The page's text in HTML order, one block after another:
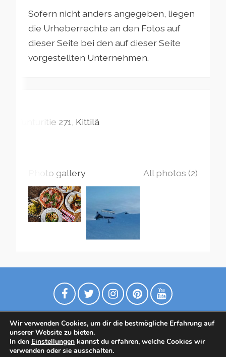
Sofern nicht anders angegeben, liegen
die Urheberrechte an den Fotos auf
dieser Seite bei den auf dieser Seite
vorgestellten Unternehmen.
Tunturitie 271 Kittilä
Photo gallery All photos (2)
Datenschutzrichtlinie
Wir verwenden Cookies, um dir die bestmögliche Erfahrung auf
unserer Website zu bieten.
In den Einstellungen kannst du erfahren, welche Cookies wir
verwenden oder sie ausschalten.